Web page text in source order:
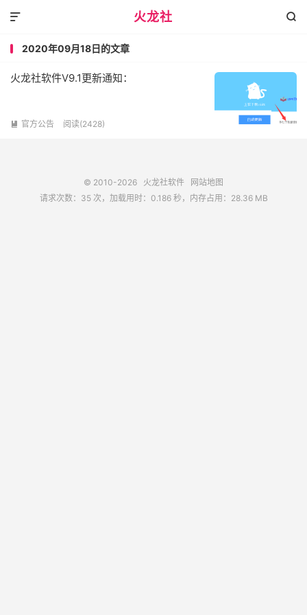
火龙社 

2020年09月18日的文章
火龙社软件V9.1更新通知：
 官方公告 阅读(2428)
© 2010-2026 火龙社软件
网站地图
请求次数：35 次，加载用时：0.186 秒，内存占用：28.36 MB